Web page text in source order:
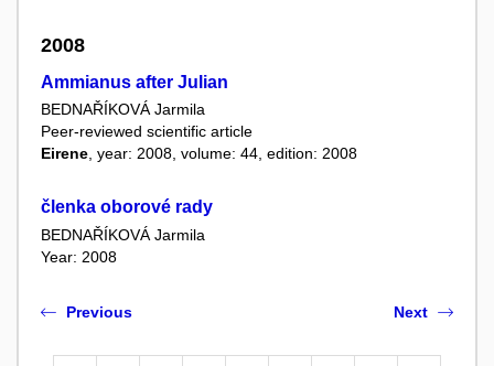
2008
Ammianus after Julian
BEDNAŘÍKOVÁ Jarmila
Peer-reviewed scientific article
Eirene, year: 2008, volume: 44, edition: 2008
členka oborové rady
BEDNAŘÍKOVÁ Jarmila
Year: 2008
Previous Next